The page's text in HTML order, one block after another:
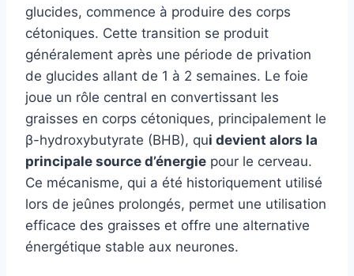
glucides, commence à produire des corps
cétoniques. Cette transition se produit
généralement après une période de privation
de glucides allant de 1 à 2 semaines. Le foie
joue un rôle central en convertissant les
graisses en corps cétoniques, principalement le
β-hydroxybutyrate (BHB), qui devient alors la
principale source d’énergie pour le cerveau.
Ce mécanisme, qui a été historiquement utilisé
lors de jeûnes prolongés, permet une utilisation
efficace des graisses et offre une alternative
énergétique stable aux neurones.